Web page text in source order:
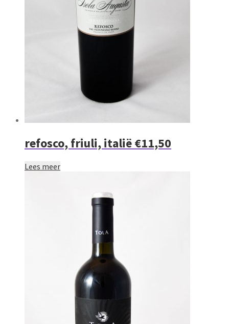
refosco, friuli, italië €11,50
Lees meer